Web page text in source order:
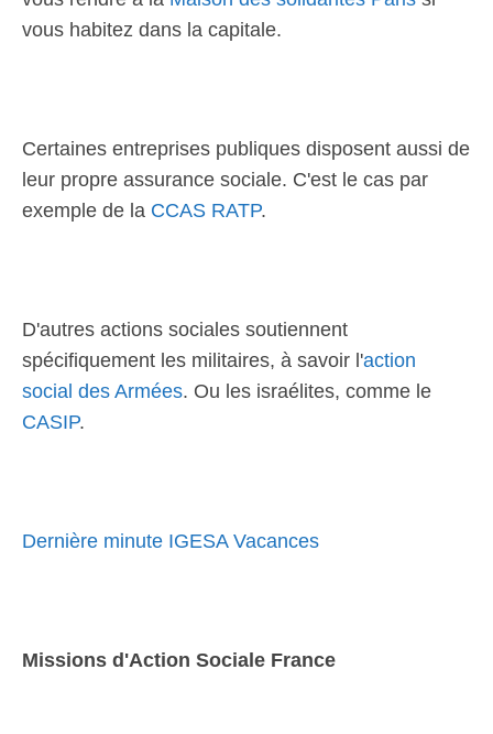
vous habitez dans la capitale.
Certaines entreprises publiques disposent aussi de
leur propre assurance sociale. C'est le cas par
exemple de la CCAS RATP.
D'autres actions sociales soutiennent
spécifiquement les militaires, à savoir l'action
social des Armées. Ou les israélites, comme le
CASIP.
Dernière minute IGESA Vacances
Missions d'Action Sociale France